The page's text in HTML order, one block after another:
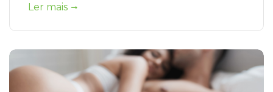
Ler mais